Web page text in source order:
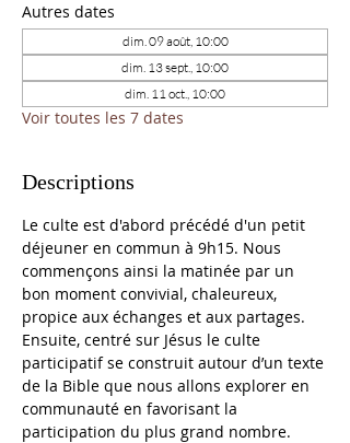
Autres dates
dim. 09 août, 10:00
dim. 13 sept., 10:00
dim. 11 oct., 10:00
Voir toutes les 7 dates
Descriptions
Le culte est d'abord précédé d'un petit
déjeuner en commun à 9h15. Nous
commençons ainsi la matinée par un
bon moment convivial, chaleureux,
propice aux échanges et aux partages.
Ensuite, centré sur Jésus le culte
participatif se construit autour d’un texte
de la Bible que nous allons explorer en
communauté en favorisant la
participation du plus grand nombre.